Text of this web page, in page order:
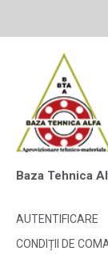
Baza Tehnica
AUTENTIFICARE
CONDIȚII DE